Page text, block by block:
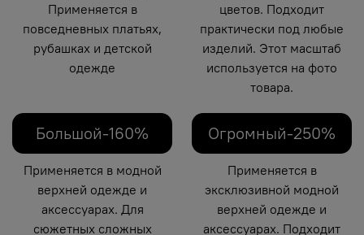
Применяется в
повседневных платьях,
рубашках и детской
одежде
цветов. Подходит
практически под любые
изделий. Этот масштаб
используется на фото
товара.
Большой-160%
Применяется в модной
верхней одежде и
аксессуарах. Для
сюжетных сложных
Огромный-250%
Применяется в
эксклюзивной модной
верхней одежде и
аксессуарах. Подходит